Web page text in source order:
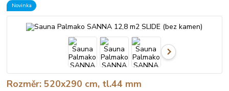
Novinka
Rozměr: 520x290 cm, tl.44 mm